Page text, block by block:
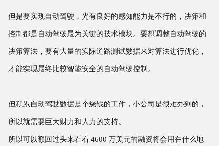
但是要实现自动驾驶，光有良好的感知能力是不行的，决策和
控制都是自动驾驶最为关键的技术模块。要想调整自动驾驶的
决策算法，要有大量的实际道路测试数据来对算法进行优化，
才能实现最终比较智能安全的自动驾驶控制。
但积累自动驾驶数据是个烧钱的工作，小公司是很难办到的，
所以就需要巨大财力和人力的支持。
所以可以额回过头来看看 4600 万美元的融资将会用在什么地